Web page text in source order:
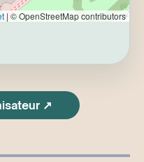
| © OpenStreetMap contributors
↗